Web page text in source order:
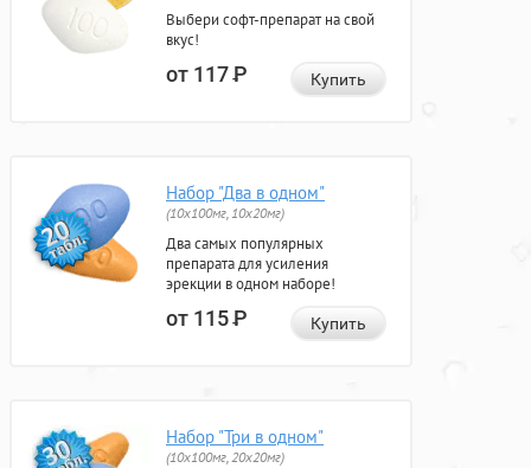
Выбери софт-препарат на свой
вкус!
от 117Р Купить
Набор "Два в одном"
(10x100мг, 10x20мг)
Два самых популярных
препарата для усиления
эрекции в одном наборе!
от 115Р Купить
Набор "Три в одном"
(10x100мг, 20x20мг)